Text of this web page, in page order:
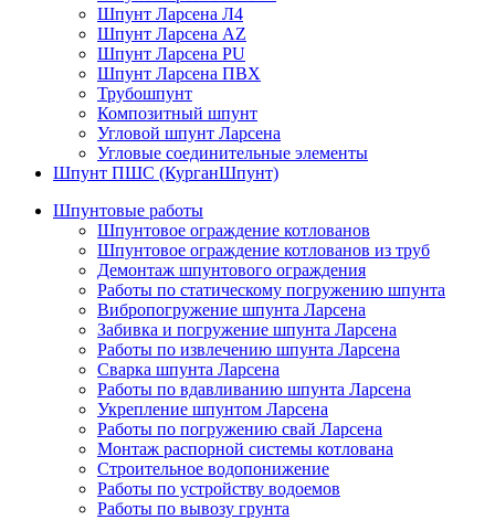
Шпунт Ларсена Л4
Шпунт Ларсена AZ
Шпунт Ларсена PU
Шпунт Ларсена ПВХ
Трубошпунт
Композитный шпунт
Угловой шпунт Ларсена
Угловые соединительные элементы
Шпунт ПШС (КурганШпунт)
Шпунтовые работы
Шпунтовое ограждение котлованов
Шпунтовое ограждение котлованов из труб
Демонтаж шпунтового ограждения
Работы по статическому погружению шпунта
Вибропогружение шпунта Ларсена
Забивка и погружение шпунта Ларсена
Работы по извлечению шпунта Ларсена
Сварка шпунта Ларсена
Работы по вдавливанию шпунта Ларсена
Укрепление шпунтом Ларсена
Работы по погружению свай Ларсена
Монтаж распорной системы котлована
Строительное водопонижение
Работы по устройству водоемов
Работы по вывозу грунта